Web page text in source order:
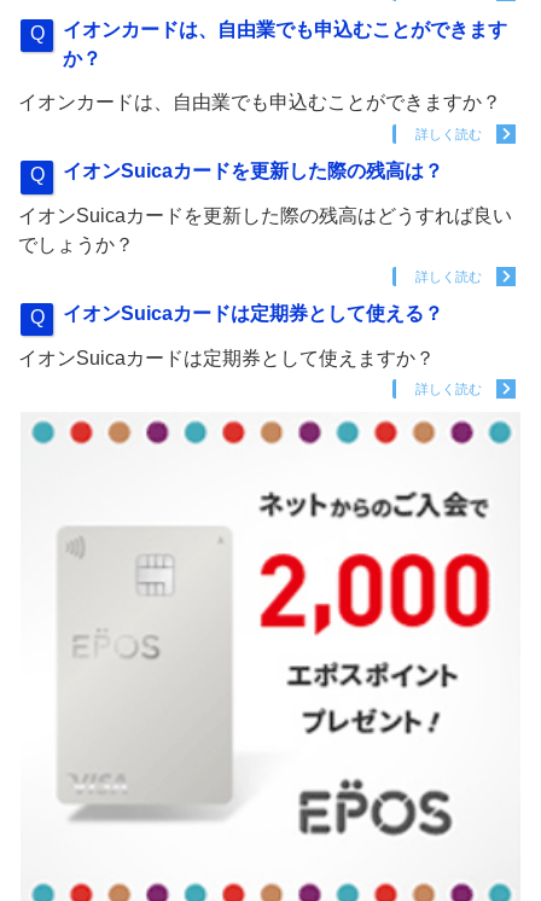
イオンカードは、自由業でも申込むことができます
か？
イオンカードは、自由業でも申込むことができますか？
詳しく読む
イオンSuicaカードを更新した際の残高は？
イオンSuicaカードを更新した際の残高はどうすれば良い
でしょうか？
詳しく読む
イオンSuicaカードは定期券として使える？
イオンSuicaカードは定期券として使えますか？
詳しく読む